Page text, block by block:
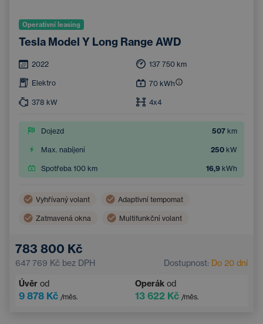
Operativní leasing
Tesla Model Y Long Range AWD
2022 137 750 km
Elektro 70 kWh
378 kW 4x4
Dojezd 507 km
Max. nabíjení 250 kW
Spotřeba 100 km 16,9 kWh
Vyhřívaný volant Adaptivní tempomat
Zatmavená okna Multifunkční volant
Elektrické ovládání kufru
783 800 Kč
647 769 Kč bez DPH Dostupnost: Do 20 dní
Úvěr od
9 878 Kč /měs.
Operák od
13 622 Kč /měs.